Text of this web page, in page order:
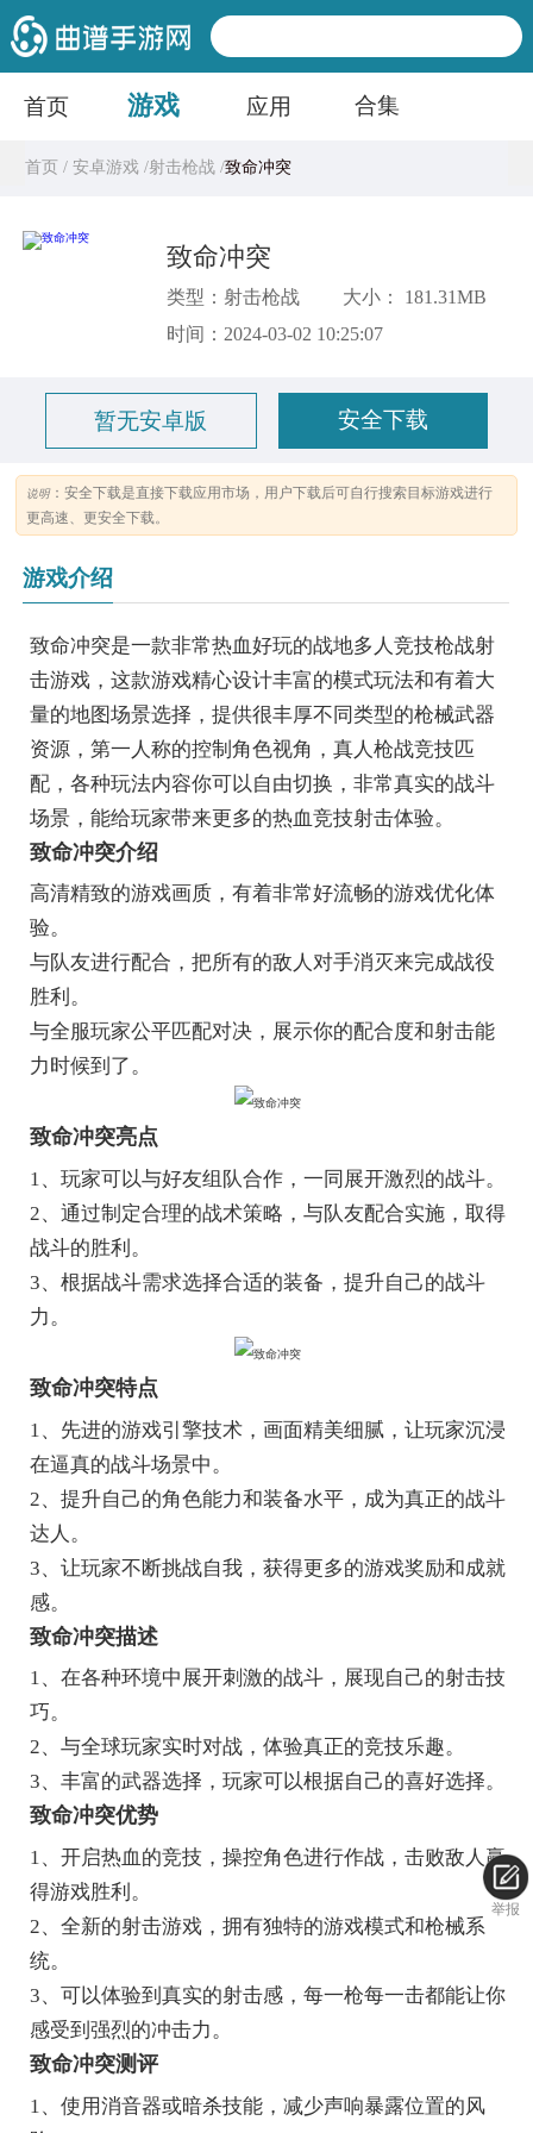
首页 游戏 应用 合集
首页 /安卓游戏 /射击枪战 /致命冲突
致命冲突
类型：射击枪战
大小： 181.31MB
时间：2024-03-02 10:25:07
暂无安卓版 安全下载
说明：安全下载是直接下载应用市场，用户下载后可自行搜索目标游戏进行
更高速、更安全下载。
游戏介绍
致命冲突是一款非常热血好玩的战地多人竞技枪战射
击游戏，这款游戏精心设计丰富的模式玩法和有着大
量的地图场景选择，提供很丰厚不同类型的枪械武器
资源，第一人称的控制角色视角，真人枪战竞技匹
配，各种玩法内容你可以自由切换，非常真实的战斗
场景，能给玩家带来更多的热血竞技射击体验。
致命冲突介绍
高清精致的游戏画质，有着非常好流畅的游戏优化体
验。
与队友进行配合，把所有的敌人对手消灭来完成战役
胜利。
与全服玩家公平匹配对决，展示你的配合度和射击能
力时候到了。
致命冲突亮点
1、玩家可以与好友组队合作，一同展开激烈的战斗。
2、通过制定合理的战术策略，与队友配合实施，取得
战斗的胜利。
3、根据战斗需求选择合适的装备，提升自己的战斗
力。
致命冲突特点
1、先进的游戏引擎技术，画面精美细腻，让玩家沉浸
在逼真的战斗场景中。
2、提升自己的角色能力和装备水平，成为真正的战斗
达人。
3、让玩家不断挑战自我，获得更多的游戏奖励和成就
感。
致命冲突描述
1、在各种环境中展开刺激的战斗，展现自己的射击技
巧。
2、与全球玩家实时对战，体验真正的竞技乐趣。
3、丰富的武器选择，玩家可以根据自己的喜好选择。
致命冲突优势
1、开启热血的竞技，操控角色进行作战，击败敌人赢
得游戏胜利。
2、全新的射击游戏，拥有独特的游戏模式和枪械系
统。
3、可以体验到真实的射击感，每一枪每一击都能让你
感受到强烈的冲击力。
致命冲突测评
1、使用消音器或暗杀技能，减少声响暴露位置的风
举报